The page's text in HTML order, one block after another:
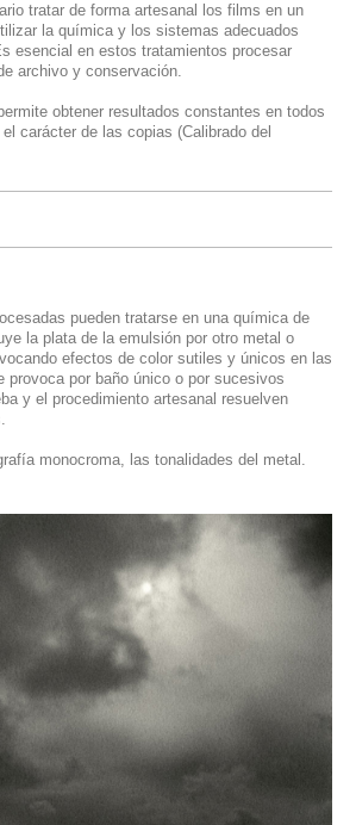
tratar de forma artesanal los films en un
la química y los sistemas adecuados
esencial en estos tratamientos procesar
archivo y conservación.
obtener resultados constantes en todos
carácter de las copias (Calibrado del
pueden tratarse en una química de
la plata de la emulsión por otro metal o
efectos de color sutiles y únicos en las
provoca por baño único o por sucesivos
y el procedimiento artesanal resuelven
monocroma, las tonalidades del metal.